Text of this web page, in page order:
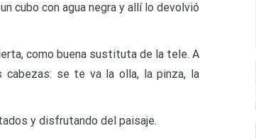
cubo con agua negra y allí lo devolvió
como buena sustituta de la tele. A
se te va la olla, la pinza, la
y disfrutando del paisaje.